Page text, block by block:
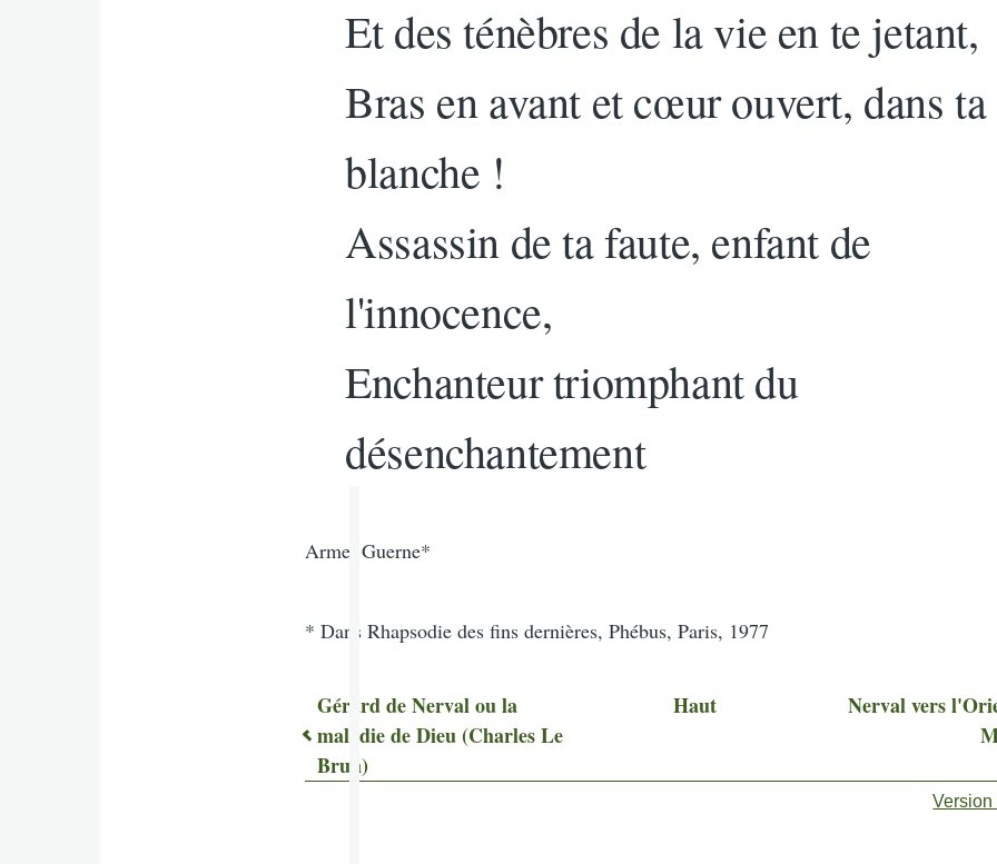
Et des ténèbres de la vie en te jetant,
Bras en avant et cœur ouvert, dans
blanche !
Assassin de ta faute, enfant de
l'innocence,
Enchanteur triomphant du
désenchantement
Armel Guerne*
* Dans Rhapsodie des fins dernières, Phébus, Paris, 1977
Liens
Gérard de Nerval ou la
maladie de Dieu (Charles Le
Brun)
Haut
Nerval vers